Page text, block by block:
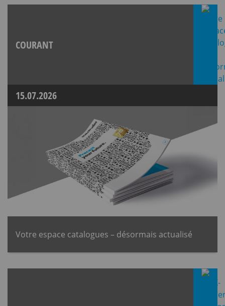
COURANT
15.07.2026
Votre espace catalogues – désormais actualisé